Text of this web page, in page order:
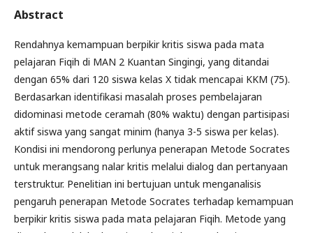
Abstract
Rendahnya kemampuan berpikir kritis siswa pada mata
pelajaran Fiqih di MAN 2 Kuantan Singingi, yang ditandai
dengan 65% dari 120 siswa kelas X tidak mencapai KKM (75).
Berdasarkan identifikasi masalah proses pembelajaran
didominasi metode ceramah (80% waktu) dengan partisipasi
aktif siswa yang sangat minim (hanya 3-5 siswa per kelas).
Kondisi ini mendorong perlunya penerapan Metode Socrates
untuk merangsang nalar kritis melalui dialog dan pertanyaan
terstruktur. Penelitian ini bertujuan untuk menganalisis
pengaruh penerapan Metode Socrates terhadap kemampuan
berpikir kritis siswa pada mata pelajaran Fiqih. Metode yang